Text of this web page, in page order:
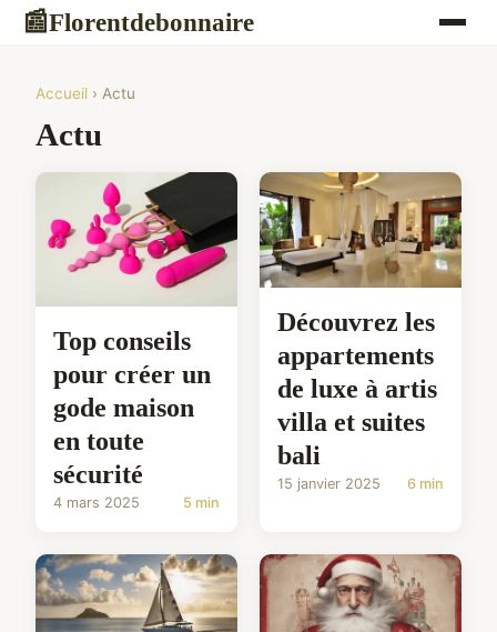
📰Florentdebonnaire
Accueil › Actu
Actu
Top conseils
pour créer un
gode maison
en toute
sécurité
4 mars 2025 5 min
Découvrez les
appartements
de luxe à artis
villa et suites
bali
15 janvier 2025 6 min